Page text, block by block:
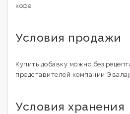
кофе.
Условия продажи
Купить добавку можно без
представителей компании
Условия хранения